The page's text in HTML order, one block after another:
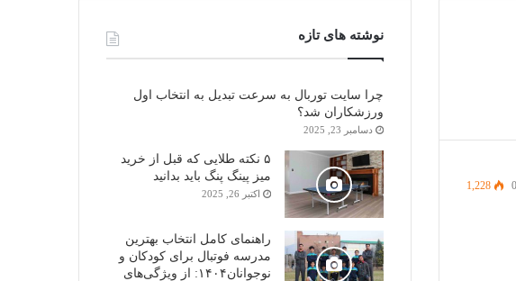
1,228
نوشته های تازه
چرا سایت توربال به ‌سرعت تبدیل به انتخاب اول
ورزشکاران شد؟
دسامبر 23, 2025
۵ نکته طلایی که قبل از خرید
میز پینگ پنگ باید بدانید
اکتبر 26, 2025
راهنمای کامل انتخاب بهترین
مدرسه فوتبال برای کودکان و
نوجوانان۱۴۰۴: از ویژگی‌های